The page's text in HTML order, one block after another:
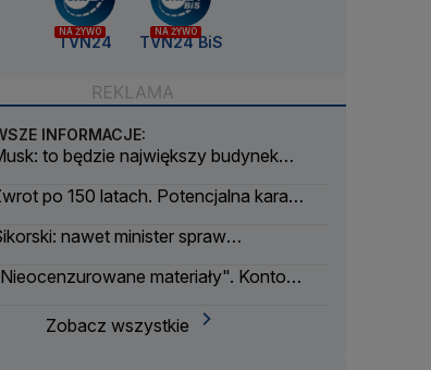
NA ŻYWO
TVN24
NA ŻYWO
TVN24 BiS
INFORMACJE:
to będzie największy budynek
po 150 latach. Potencjalna kara
nawet minister spraw
materiały". Konto
Zobacz wszystkie